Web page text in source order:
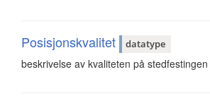
Posisjonskvalitet datatype
beskrivelse av kvaliteten på stedfestingen